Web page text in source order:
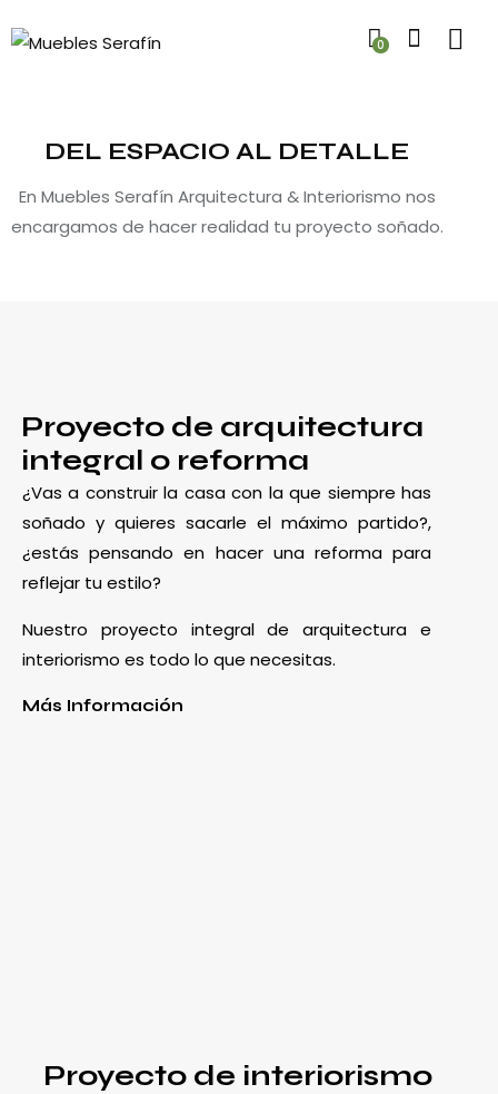
0
DEL ESPACIO AL DETALLE
En Muebles Serafín Arquitectura & Interiorismo nos
encargamos de hacer realidad tu proyecto soñado.
Proyecto de arquitectura
integral o reforma
¿Vas a construir la casa con la que siempre has
soñado y quieres sacarle el máximo partido?,
¿estás pensando en hacer una reforma para
reflejar tu estilo?
Nuestro proyecto integral de arquitectura e
interiorismo es todo lo que necesitas.
Más Información
Proyecto de interiorismo